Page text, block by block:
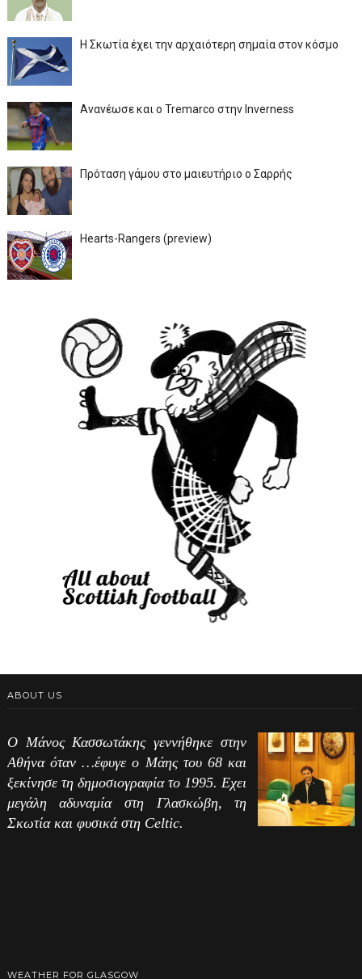
Η Σκωτία έχει την αρχαιότερη σημαία στον κόσμο
Ανανέωσε και ο Tremarco στην Inverness
Πρόταση γάμου στο μαιευτήριο ο Σαρρής
Hearts-Rangers (preview)
ABOUT US
Ο Μάνος Κασσωτάκης γεννήθηκε στην
Αθήνα όταν …έφυγε ο Μάης του 68 και
ξεκίνησε τη δημοσιογραφία το 1995. Εχει
μεγάλη αδυναμία στη Γλασκώβη, τη
Σκωτία και φυσικά στη Celtic.
WEATHER FOR GLASGOW